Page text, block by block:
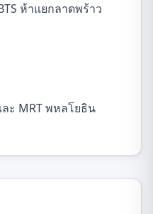
ห้าแยกลาดพร้าว
ะ MRT พหลโยธิน